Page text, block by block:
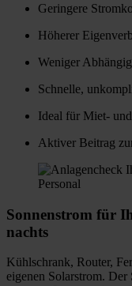
Geringere
Höherer
Weniger
Schnelle,
Ideal für Miet-
Aktiver Beitrag
Sonnenstrom für
nachts
Kühlschrank, Router,
eigenen Solarstrom. Der